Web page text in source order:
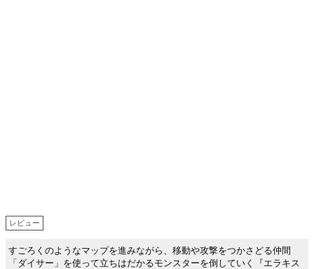
レビュー
すごろくのようなマップを進みながら、移動や攻撃をつかさどる仲間
「ダイサー」を使って立ちはだかるモンスターを倒していく『エラキス